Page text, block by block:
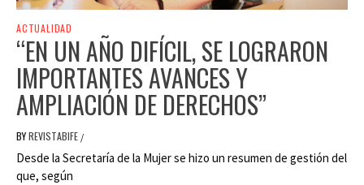
ACTUALIDAD
“EN UN AÑO DIFÍCIL, SE LOGRARON
IMPORTANTES AVANCES Y
AMPLIACIÓN DE DERECHOS”
BYREVISTABIFE /
Desde la Secretaría de la Mujer se hizo un resumen de gestión del
que, según